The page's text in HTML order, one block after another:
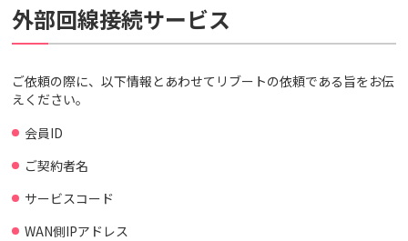
外部回線接続サービス
ご依頼の際に、以下情報とあわせてリブートの依頼である旨をお伝
えください。
会員ID
ご契約者名
サービスコード
WAN側IPアドレス